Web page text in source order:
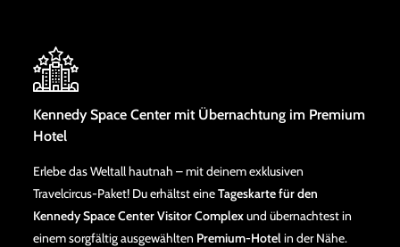
Kennedy Space Center mit Übernachtung im Premium
Hotel
Erlebe das Weltall hautnah – mit deinem exklusiven
Travelcircus-Paket! Du erhältst eineTageskarte für den
Kennedy Space Center Visitor Complexund übernachtest in
einem sorgfältig ausgewählten Premium-Hotelin der Nähe.